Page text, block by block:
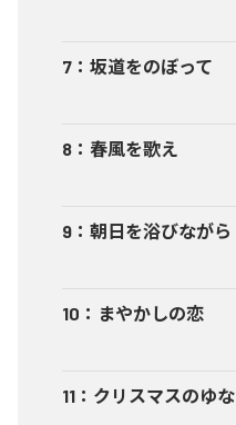
7 ： 坂道をのぼって
8 ： 春風を歌え
9 ： 朝日を浴びながら
10 ： まやかしの恋
11 ： クリスマスのゆな